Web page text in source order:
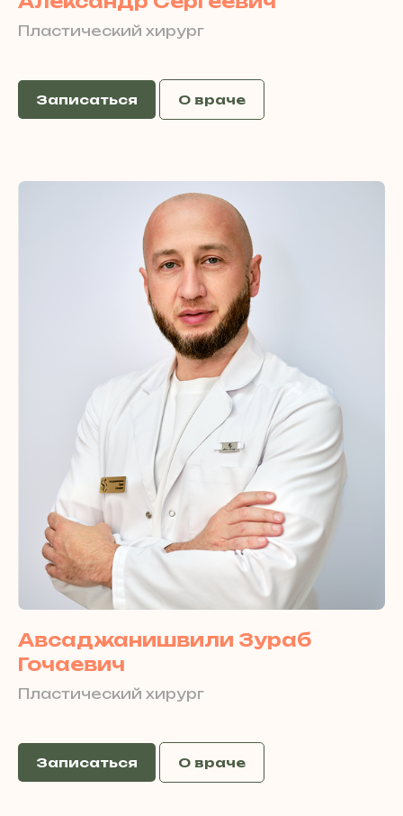
Пластический хирург
Записаться О враче
Авсаджанишвили Зураб
Гочаевич
Пластический хирург
Записаться О враче